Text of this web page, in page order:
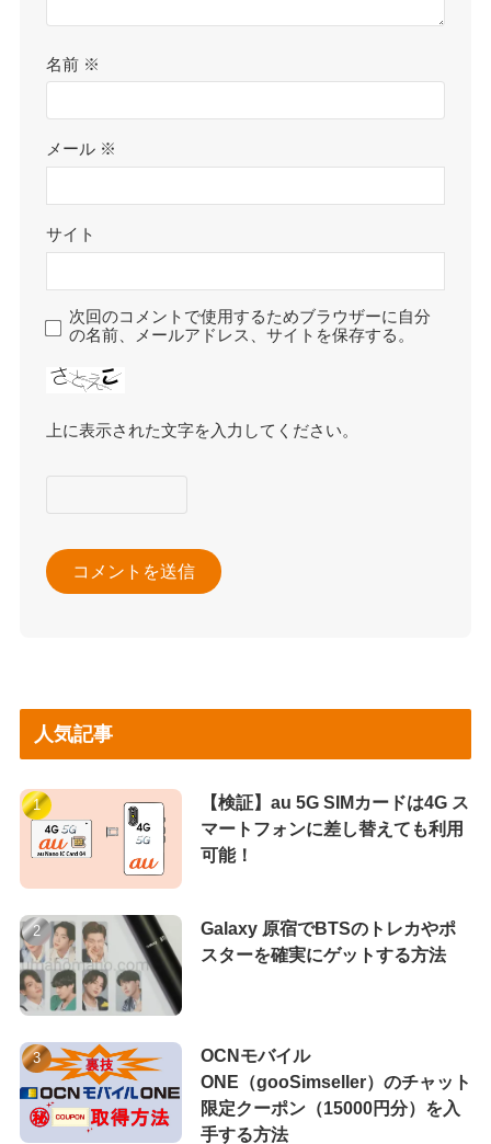
名前 ※
メール ※
サイト
次回のコメントで使用するためブラウザーに自分
の名前、メールアドレス、サイトを保存する。
上に表示された文字を入力してください。
人気記事
【検証】au 5G SIMカードは4G ス
マートフォンに差し替えても利用
可能！
Galaxy 原宿でBTSのトレカやポ
スターを確実にゲットする方法
OCNモバイル
ONE（gooSimseller）のチャット
限定クーポン（15000円分）を入
手する方法